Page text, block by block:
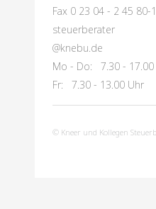
Fax 0 23 04 - 2 45 80-
steuerberater
@knebu.de
Mo - Do: 7.30 - 17.00
Fr: 7.30 - 13.00 Uhr
© Kneer und Kollegen